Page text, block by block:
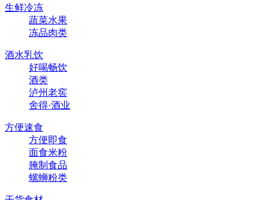
生鲜冷冻
蔬菜水果
冻品肉类
酒水乳饮
好喝畅饮
酒类
泸州老窖
舍得·酒业
方便速食
方便即食
面食米粉
腌制食品
螺蛳粉类